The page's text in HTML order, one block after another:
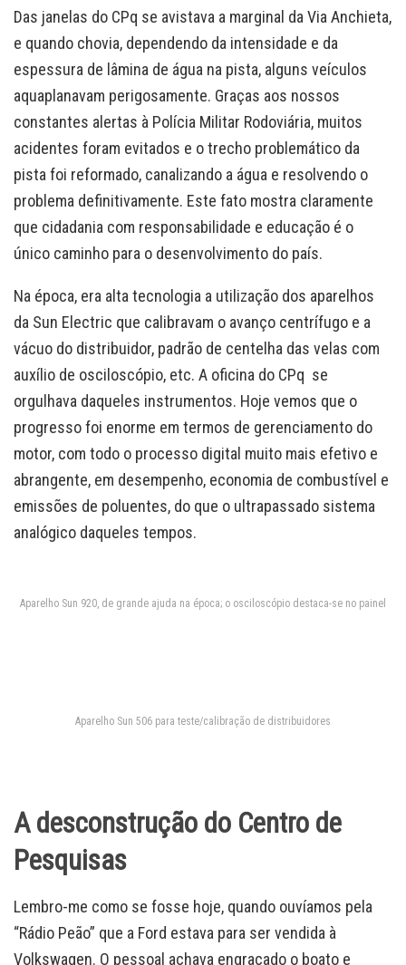
Das janelas do CPq se avistava a marginal da Via Anchieta,
e quando chovia, dependendo da intensidade e da
espessura de lâmina de água na pista, alguns veículos
aquaplanavam perigosamente. Graças aos nossos
constantes alertas à Polícia Militar Rodoviária, muitos
acidentes foram evitados e o trecho problemático da
pista foi reformado, canalizando a água e resolvendo o
problema definitivamente. Este fato mostra claramente
que cidadania com responsabilidade e educação é o
único caminho para o desenvolvimento do país.
Na época, era alta tecnologia a utilização dos aparelhos
da Sun Electric que calibravam o avanço centrífugo e a
vácuo do distribuidor, padrão de centelha das velas com
auxílio de osciloscópio, etc. A oficina do CPq se
orgulhava daqueles instrumentos. Hoje vemos que o
progresso foi enorme em termos de gerenciamento do
motor, com todo o processo digital muito mais efetivo e
abrangente, em desempenho, economia de combustível e
emissões de poluentes, do que o ultrapassado sistema
analógico daqueles tempos.
Aparelho Sun 920, de grande ajuda na época; o osciloscópio destaca-se no painel
Aparelho Sun 506 para teste/calibração de distribuidores
A desconstrução do Centro de
Pesquisas
Lembro-me como se fosse hoje, quando ouvíamos pela
“Rádio Peão” que a Ford estava para ser vendida à
Volkswagen. O pessoal achava engraçado o boato e